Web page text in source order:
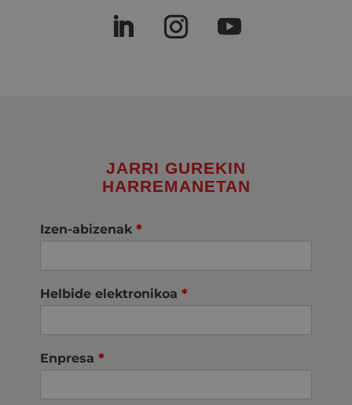
JARRI GUREKIN
HARREMANETAN
Izen-abizenak *
Helbide elektronikoa *
Enpresa *